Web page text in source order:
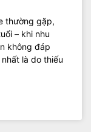
thường gặp,
– khi nhu
không đáp
là do thiếu